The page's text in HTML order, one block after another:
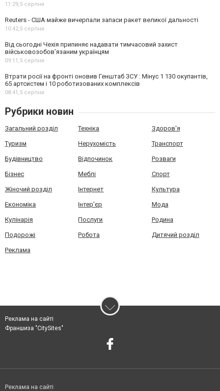
11:29,5 серпня
Reuters - США майже вичерпали запаси ракет великої дальності
10:42,5 серпня
Від сьогодні Чехія припиняє надавати тимчасовий захист
військовозобов’язаним українцям
09:11,5 серпня
Втрати росії на фронті оновив Генштаб ЗСУ : Мінус 1 130 окупантів,
65 артсистем і 10 роботизованих комплексів
08:41,5 серпня
Рубрики новин
Загальний розділ Техніка Здоров'я
Туризм Нерухомість Транспорт
Будівництво Відпочинок Розваги
Бізнес Меблі Спорт
Жіночий розділ Інтернет Культура
Економіка Інтер'єр Мода
Кулінарія Послуги Родина
Подорожі Робота Дитячий розділ
Реклама
Реклама на сайті
Франшиза "CitySites"
Реклама на сайті